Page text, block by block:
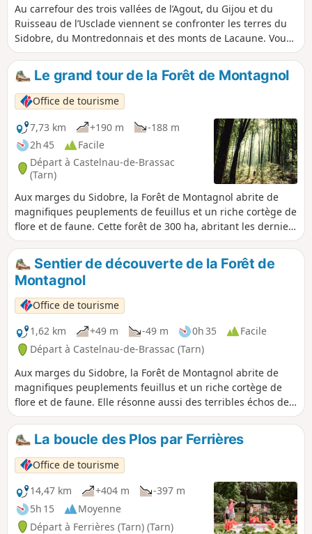
Au carrefour des trois vallées de l’Agout, du Gijou et du
Ruisseau de l’Usclade viennent se confronter les terres du
Sidobre, du Montredonnais et des monts de Lacaune. Vous
découvrirez plusieurs ouvrages remarquables permettant
autrefois à l’ancien petit train de se frayer un chemin à
travers la montagne et les gorges.
Le grand tour de la Forêt de Montagnol
Office de tourisme
7,73 km
+190 m
-188 m
2h 45
Facile
Départ à Castelnau-de-Brassac
(Tarn)
Aux marges du Sidobre, la Forêt de Montagnol abrite de
magnifiques peuplements de feuillus et un riche cortège de
flore et de faune. Cette forêt de 300 ha, abritant les derniers
rochers du Sidobre avant d’arriver dans les Monts de
Lacaune, résonne aussi des terribles échos des guerres de
religion.Les panneaux situés au fil des sentiers et la maison
de la forêt vous permettront d’avoir un aperçu de ses
diverses richesses.Sentier botanique créé par l’Office
National des Forêts.Petite boucle possible également
(sentier de découverte) durée : 45 min – distance : 2 km
Sentier de découverte de la Forêt de
Montagnol
Office de tourisme
1,62 km
+49 m -49 m 0h 35
Facile
Départ à Castelnau-de-Brassac (Tarn)
Aux marges du Sidobre, la Forêt de Montagnol abrite de
magnifiques peuplements feuillus et un riche cortège de
flore et de faune. Elle résonne aussi des terribles échos des
guerres de religion.Les grandes pistes ombragées sont
propices à la découverte de multiples essences d’arbres et
leurs cortèges de plantes, d’insectes et d’oiseaux. Le plus
grand pic d’Europe, le pic noir, fait résonner ses puissants
coups de bec à des kilomètres à la ronde.
La boucle des Plos par Ferrières
Office de tourisme
14,47 km
+404 m
-397 m
5h 15
Moyenne
Départ à Ferrières (Tarn) (Tarn)